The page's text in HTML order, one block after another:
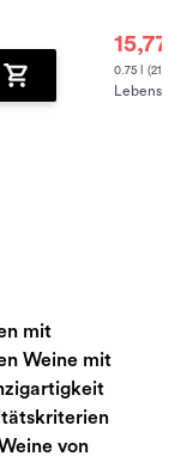
Zum Warenkorb
15,77
0.75 l
mit
Weine mit
von